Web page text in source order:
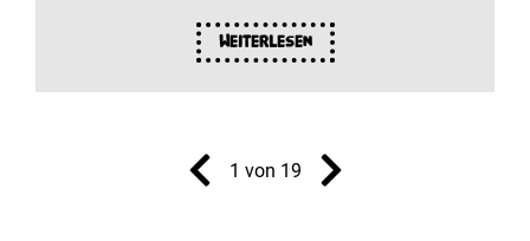
Weiterlesen
1 von 19